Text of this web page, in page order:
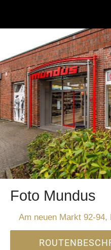
Foto Mundus
Am neuen Markt 92-94,